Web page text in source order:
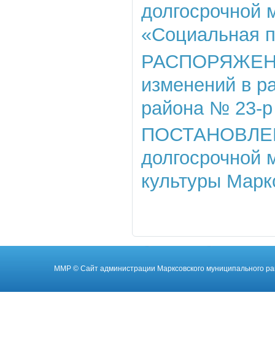
долгосрочной
«Социальная
изменений в
района № 23-р
долгосрочной
культуры
ММР © Cайт администрации Марксовского муниципального